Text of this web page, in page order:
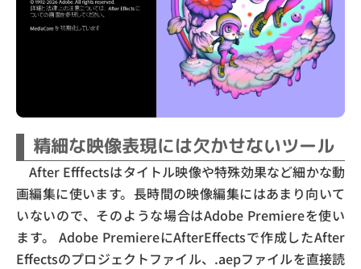
精細な映像表現には欠かせないツール
After Efffectsはタイトル映像や特殊効果など細かな動
画編集に使います。長時間の映像編集にはあまり向いて
いないので、そのような場合はAdobe Premiereを使い
ます。 Adobe PremiereにAfterEffectsで作成したAfter
Effectsのプロジェクトファイル、.aepファイルを直接読